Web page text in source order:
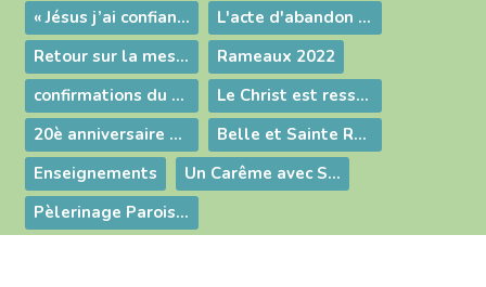
« Jésus j’ai confiance en toi »
L'acte d'abandon à Jésus
Retour sur la messe des Rameaux
Rameaux 2022
confirmations du Doyenné de Bresse à Grièges
Le Christ est ressuscité, il est vraiment ressuscité
20è anniversaire de sacerdoce du Père Olivier BARNAY
Belle et Sainte Retraite Paroissiale - Eclat d'une humilité remarquable - Sainte Bernadette avec nous à Pont de Veyle 18 & 19 Mars 2023
Enseignements
Un Carême avec Sainte Bernadette. Un nouveau regard sur Lourdes
Pèlerinage Paroissial annuel du Lundi de Pentecôte